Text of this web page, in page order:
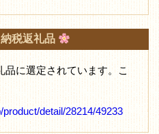
税返礼品
に選定されています。こ
detail/28214/49233